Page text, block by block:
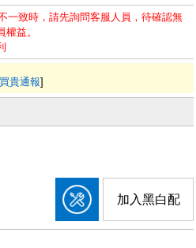
一致時，請先詢問客服人員，待確認無
益。
買貴通報]
加入黑白配